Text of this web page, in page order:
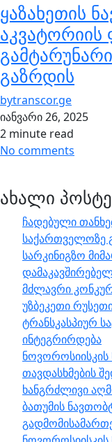
ყაზახეთის
აკვატორიის
გაზრდის
bytranscor.ge
იანვარი 26, 2025
2 minute read
No comments
ახალი
ჩადებული
საქართველოზე
სარკინიგზო
მძლავრი
უზბეკეთი
ტრანსკასპიურ
ინტეგრირდება
თავდასხმების
ხანგრძლივი
ბათუმის